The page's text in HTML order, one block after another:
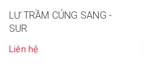
LƯ TRẦM CÚNG SANG -
SUR
Liên hệ